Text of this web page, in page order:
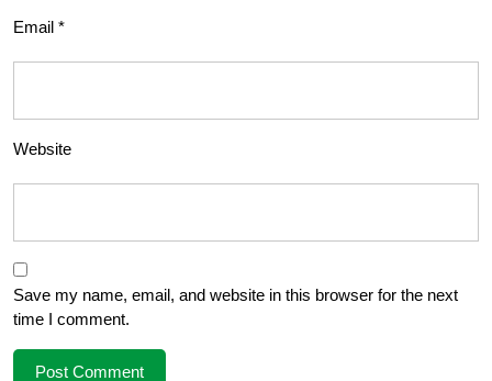
Email *
Website
Save my name, email, and website in this browser for the next
time I comment.